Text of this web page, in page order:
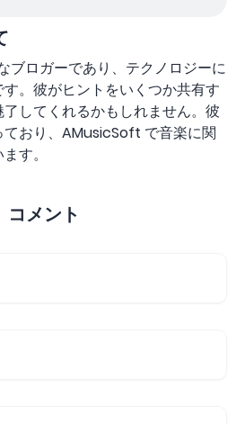
ブロガーであり、テクノロジーに
。彼がヒントをいくつか共有す
してくれるかもしれません。彼
ており、AMusicSoft で音楽に関
す。
コメント